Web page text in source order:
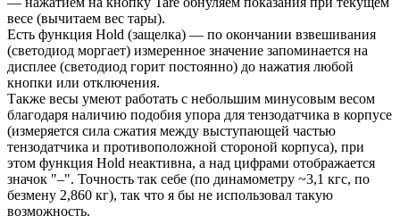
весе (вычитаем вес тары).
Есть функция Hold (защелка) — по окончании взвешивания
(светодиод моргает) измеренное значение запоминается на
дисплее (светодиод горит постоянно) до нажатия любой
кнопки или отключения.
Также весы умеют работать с небольшим минусовым весом
благодаря наличию подобия упора для тензодатчика в корпусе
(измеряется сила сжатия между выступающей частью
тензодатчика и противоположной стороной корпуса), при
этом функция Hold неактивна, а над цифрами отображается
значок "–". Точность так себе (по динамометру ~3,1 кгс, по
безмену 2,860 кг), так что я бы не использовал такую
возможность.